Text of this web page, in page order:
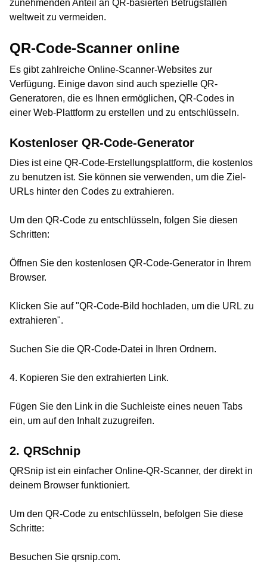
zunehmenden Anteil an QR-basierten Betrugsfällen
weltweit zu vermeiden.
QR-Code-Scanner online
Es gibt zahlreiche Online-Scanner-Websites zur
Verfügung. Einige davon sind auch spezielle QR-
Generatoren, die es Ihnen ermöglichen, QR-Codes in
einer Web-Plattform zu erstellen und zu entschlüsseln.
Kostenloser QR-Code-Generator
Dies ist eine QR-Code-Erstellungsplattform, die kostenlos
zu benutzen ist. Sie können sie verwenden, um die Ziel-
URLs hinter den Codes zu extrahieren.
Um den QR-Code zu entschlüsseln, folgen Sie diesen
Schritten:
Öffnen Sie den kostenlosen QR-Code-Generator in Ihrem
Browser.
Klicken Sie auf "QR-Code-Bild hochladen, um die URL zu
extrahieren".
Suchen Sie die QR-Code-Datei in Ihren Ordnern.
4. Kopieren Sie den extrahierten Link.
Fügen Sie den Link in die Suchleiste eines neuen Tabs
ein, um auf den Inhalt zuzugreifen.
2. QRSchnip
QRSnip ist ein einfacher Online-QR-Scanner, der direkt in
deinem Browser funktioniert.
Um den QR-Code zu entschlüsseln, befolgen Sie diese
Schritte:
Besuchen Sie qrsnip.com.